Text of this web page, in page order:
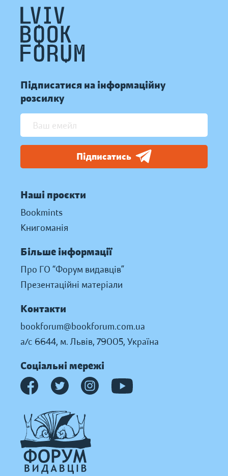
Підписатися на інформаційну
розсилку
Підписатись
Наші проєкти
Bookmints
Книгоманія
Більше інформації
Про ГО “Форум видавців”
Презентаційні матеріали
Контакти
bookforum@bookforum.com.ua
а/с 6644, м. Львів, 79005, Україна
Соціальні мережі